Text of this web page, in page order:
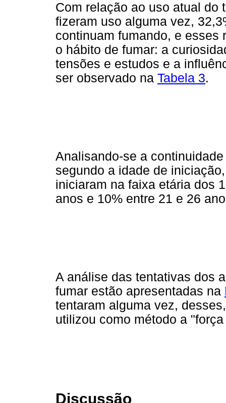
Com relação ao uso atual do
fizeram uso alguma vez,
continuam fumando, e esses
o hábito de fumar: a
tensões e estudos e a
ser observado na Tabela 3.
Analisando-se a
segundo a idade de
iniciaram na faixa etária dos
anos e 10% entre 21 e 26
A análise das tentativas dos
fumar estão apresentadas na
tentaram alguma vez,
utilizou como método a
Discussão